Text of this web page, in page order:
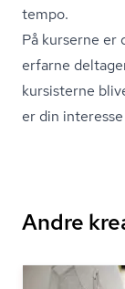
tempo.
På kurserne er
erfarne
kursisterne
er din
Andre